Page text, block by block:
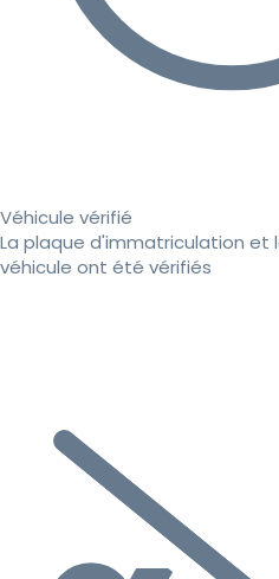
Véhicule vérifié
La plaque d'immatriculation et
véhicule ont été vérifiés